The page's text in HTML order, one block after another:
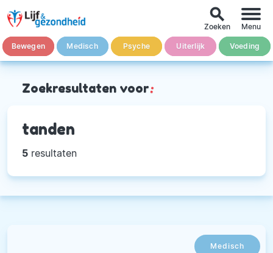
Bewegen Medisch Psyche Uiterlijk Voeding
search
Zoeken Menu
Zoekresultaten voor:
tanden
5 resultaten
Medisch